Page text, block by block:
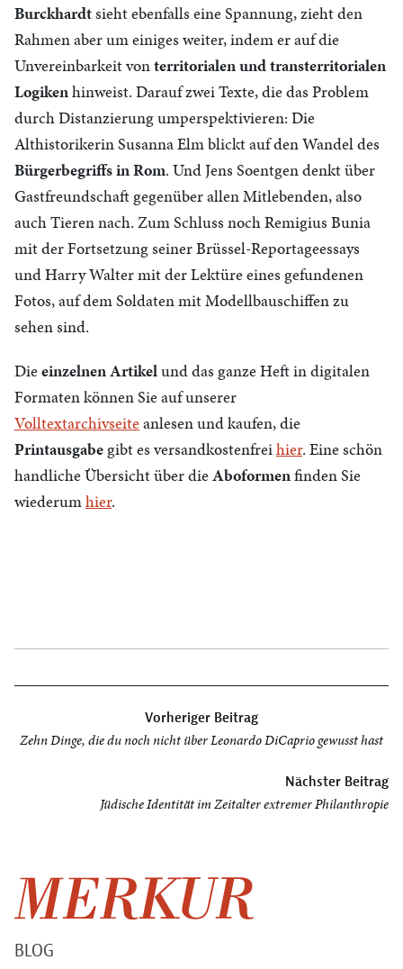
Burckhardtsieht ebenfalls eine Spannung, zieht den
Rahmen aber um einiges weiter, indem er auf die
Unvereinbarkeit vonterritorialen und transterritorialen
Logikenhinweist. Darauf zwei Texte, die das Problem
durch Distanzierung umperspektivieren: Die
Althistorikerin Susanna Elm blickt auf den Wandel des
Bürgerbegriffs in Rom. Und Jens Soentgen denkt über
Gastfreundschaft gegenüber allen Mitlebenden, also
auch Tieren nach. Zum Schluss noch Remigius Bunia
mit der Fortsetzung seiner Brüssel-Reportageessays
und Harry Walter mit der Lektüre eines gefundenen
Fotos, auf dem Soldaten mit Modellbauschiffen zu
sehen sind.
Dieeinzelnen Artikelund das ganze Heft in digitalen
Formaten können Sie auf unserer
Volltextarchivseiteanlesen und kaufen, die
Printausgabe gibt es versandkostenfreihier. Eine schön
handliche Übersicht über dieAboformenfinden Sie
wiederumhier.
Vorheriger Beitrag
Zehn Dinge, die du noch nicht über Leonardo DiCaprio gewusst hast
Nächster Beitrag
Jüdische Identität im Zeitalter extremer Philanthropie
BLOG